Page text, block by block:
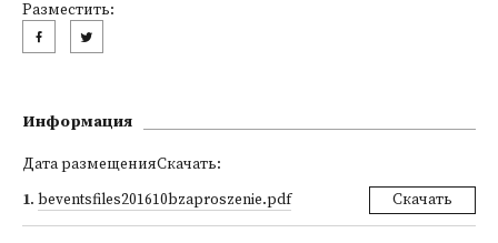
Разместить:
Информация
Дата размещенияСкачать:
1. beventsfiles201610bzaproszenie.pdf Скачать